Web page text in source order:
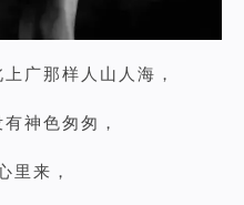
广那样人山人海，
神色匆匆，
里来，